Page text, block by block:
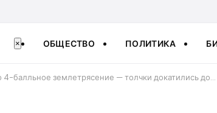
× ОБЩЕСТВО ПОЛИТИКА
балльное землетрясение — толчки докатились до…